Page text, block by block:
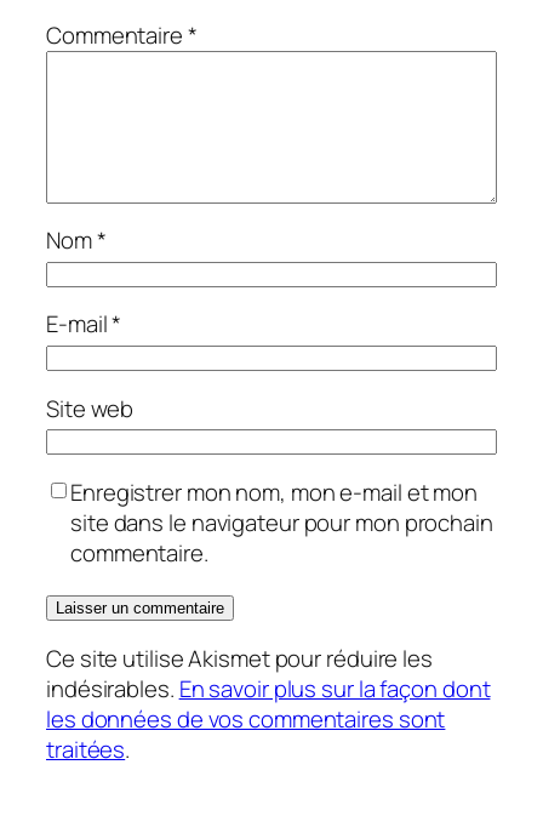
Commentaire*
Nom*
E-mail*
Site web
Enregistrer mon nom, mon e-mail et mon
site dans le navigateur pour mon prochain
commentaire.
Ce site utilise Akismet pour réduire les
indésirables. En savoir plus sur la façon dont
les données de vos commentaires sont
traitées.